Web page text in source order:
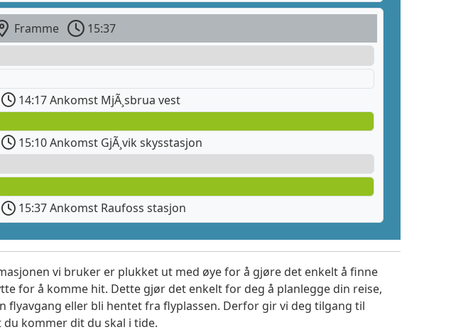
Framme
15:37
14:17 Ankomst MjÃ¸sbrua vest
15:10 Ankomst GjÃ¸vik skysstasjon
15:37 Ankomst Raufoss stasjon
vi bruker er plukket ut med øye for å gjøre det enkelt å finne
for å komme hit. Dette gjør det enkelt for deg å planlegge din reise,
eller bli hentet fra flyplassen. Derfor gir vi deg tilgang til
kommer dit du skal i tide.